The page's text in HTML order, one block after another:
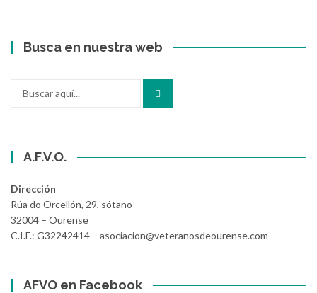
Busca en nuestra web
A.F.V.O.
Dirección
Rúa do Orcellón, 29, sótano
32004 – Ourense
C.I.F.: G32242414 – asociacion@veteranosdeourense.com
AFVO en Facebook